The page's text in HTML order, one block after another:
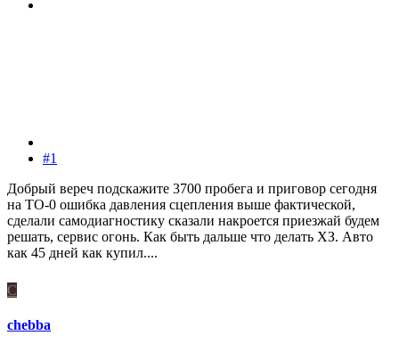
#1
Добрый вереч подскажите 3700 пробега и приговор сегодня
на ТО-0 ошибка давления сцепления выше фактической,
сделали самодиагностику сказали накроется приезжай будем
решать, сервис огонь. Как быть дальше что делать ХЗ. Авто
как 45 дней как купил....
C
chebba